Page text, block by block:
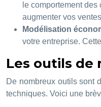
le comportement
augmenter vos
Modélisation
votre entreprise.
Les outils de
De nombreux outils sont
techniques. Voici une